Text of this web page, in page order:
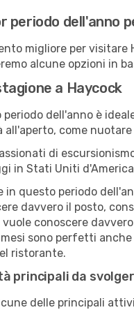
periodo dell'anno
migliore per
alcune opzioni in
a Haycock
periodo dell'anno è
come
di
in Stati Uniti
in questo periodo
davvero il posto,
vuole conoscere
sono perfetti
ristorante.
principali da
delle principali